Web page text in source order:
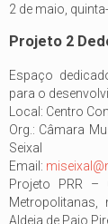
2 de maio,
Projeto 2
Espaço
para o
Local: Centro
Org.: Câmara
Seixal
Email:
Projeto PRR –
Metropolitanas,
Aldeia de Paio